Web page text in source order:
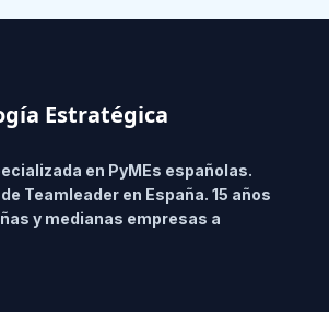
Estratégica
en PyMEs españolas.
Teamleader en España. 15 años
y medianas empresas a